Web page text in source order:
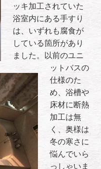
ッキ加工されていた
浴室内にある手すり
は、いずれも腐食が
している箇所があり
ました。以前のユニ
ットバスの
仕様のた
め、浴槽や
床材に断熱
加工は無
く、奥様は
冬の寒さに
悩んでいら
っしゃいま